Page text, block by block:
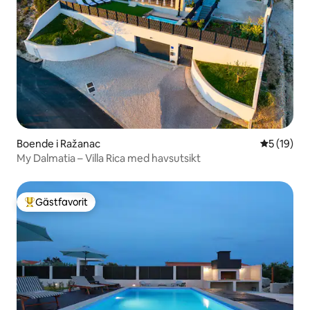
Boende i Ražanac 5 av 5 i
5 (19)
My Dalmatia – Villa Rica med havsutsikt
Populär gästfavorit
Gästfavorit